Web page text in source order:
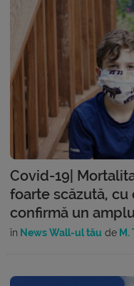
Covid-19|
foarte scăzută, cu
confirmă un
în News Wall-ul tău de M.